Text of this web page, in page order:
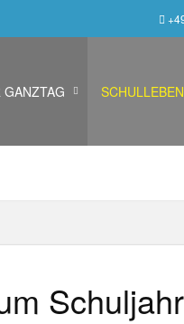
SCHULLEBEN